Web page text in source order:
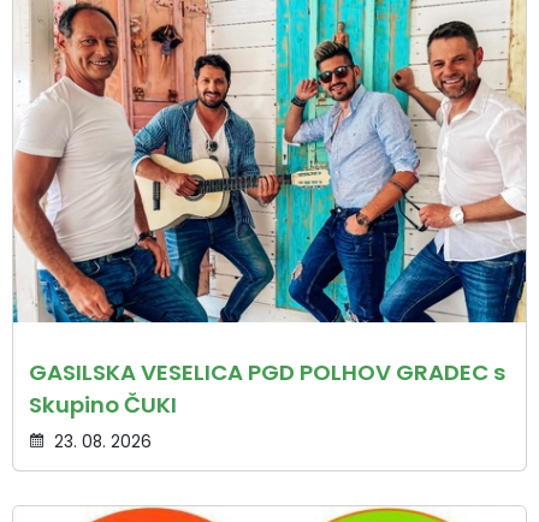
GASILSKA VESELICA PGD POLHOV GRADEC s
Skupino ČUKI
23. 08. 2026